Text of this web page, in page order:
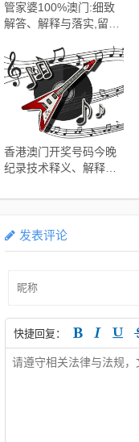
管家婆100%澳门:细致
解答、解释与落实​,留心
香港澳门开奖号码今晚
纪录技术释义、解释与
发表评论
快捷回复：